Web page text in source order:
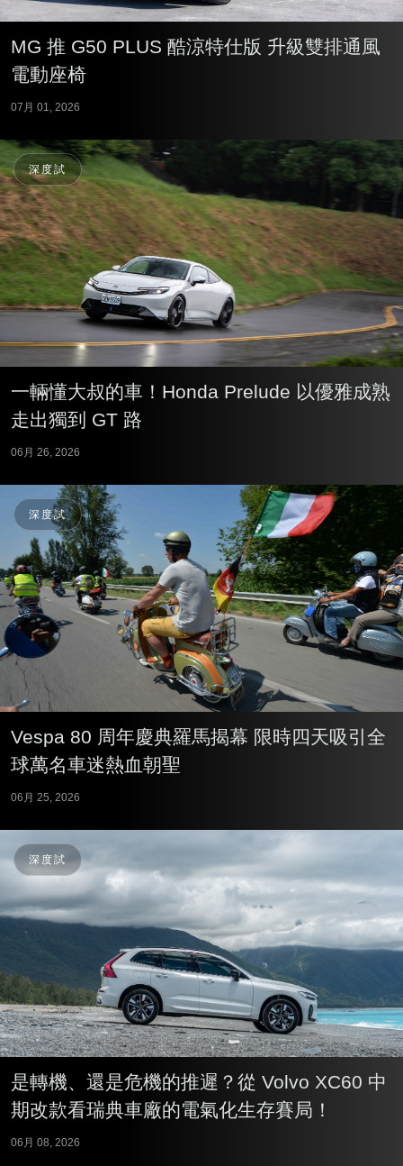
MG 推 G50 PLUS 酷涼特仕版 升級雙排通風
電動座椅
07月 01, 2026
深度試
一輛懂大叔的車！Honda Prelude 以優雅成熟
走出獨到 GT 路
06月 26, 2026
深度試
Vespa 80 周年慶典羅馬揭幕 限時四天吸引全
球萬名車迷熱血朝聖
06月 25, 2026
深度試
是轉機、還是危機的推遲？從 Volvo XC60 中
期改款看瑞典車廠的電氣化生存賽局！
06月 08, 2026